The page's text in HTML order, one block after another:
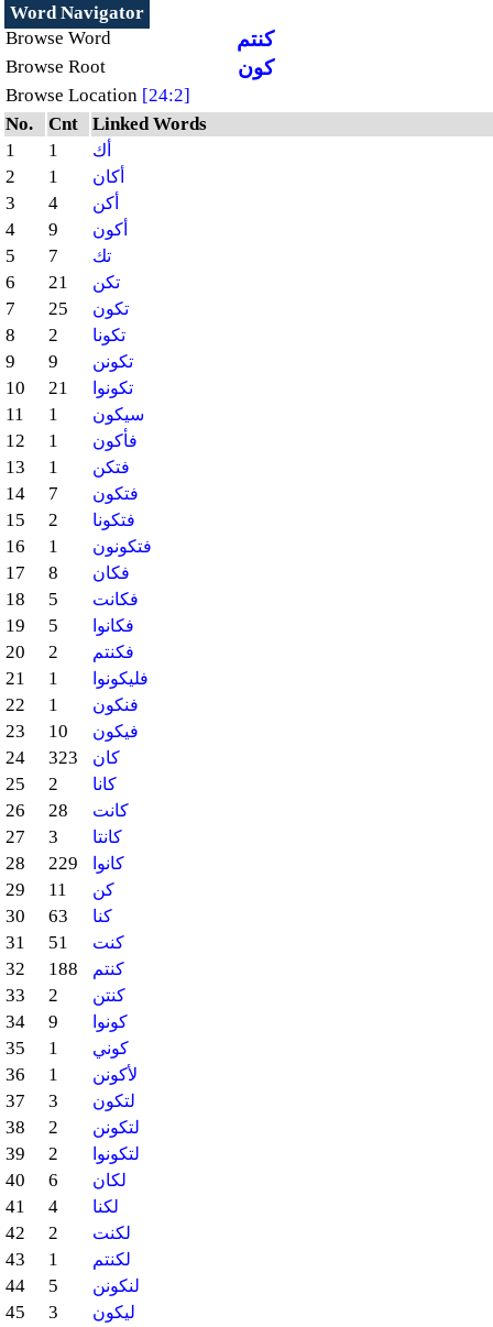
Word Navigator
Browse Word
كنتم
Browse Root كون
Browse Location [24:2]
No.
Cnt
Linked Words
1
1 أك
2 1 أكان
3 4 أكن
4 9 أكون
5 7 تك
6 21 تكن
7 25 تكون
8 2 تكونا
9 9 تكونن
10 21 تكونوا
11 1 سيكون
12 1 فأكون
13 1 فتكن
14 7 فتكون
15 2 فتكونا
16 1 فتكونون
17 8 فكان
18 5 فكانت
19 5 فكانوا
20 2 فكنتم
21 1 فليكونوا
22 1 فنكون
23 10 فيكون
24 323 كان
25 2 كانا
26 28 كانت
27 3 كانتا
28 229 كانوا
29 11 كن
30 63 كنا
31 51 كنت
32 188 كنتم
33 2 كنتن
34 9 كونوا
35 1 كوني
36 1 لأكونن
37 3 لتكون
38 2 لتكونن
39 2 لتكونوا
40 6 لكان
41 4 لكنا
42 2 لكنت
43 1 لكنتم
44 5 لنكونن
45 3 ليكون